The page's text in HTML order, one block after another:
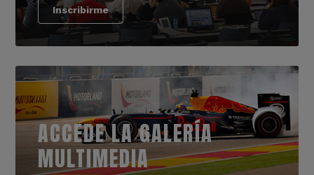
Inscribirme
ACCEDE LA GALERÍA
MULTIMEDIA